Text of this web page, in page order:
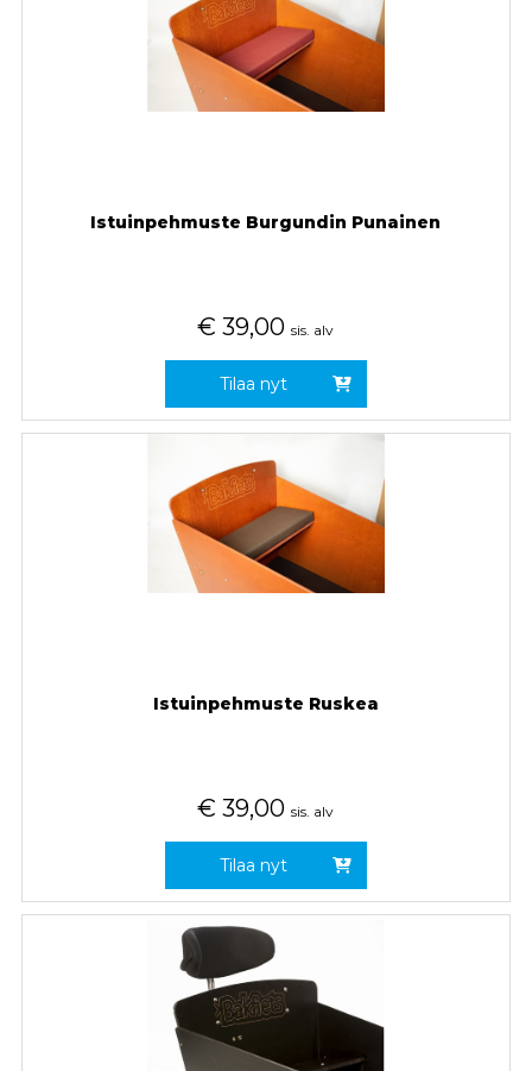
Istuinpehmuste Burgundin Punainen
€ 39,00 sis. alv
Tilaa nyt
Istuinpehmuste Ruskea
€ 39,00 sis. alv
Tilaa nyt